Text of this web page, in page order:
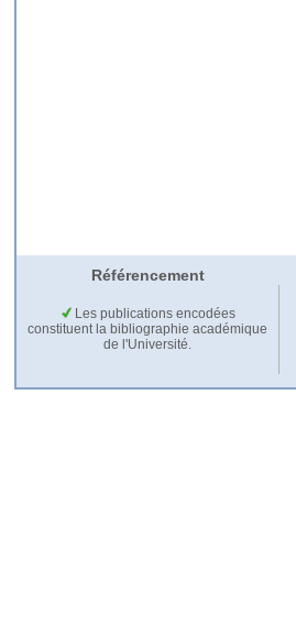
Référencement
Les publications encodées
constituent la bibliographie académique
de l'Université.